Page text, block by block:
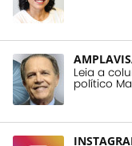
Leia a
político